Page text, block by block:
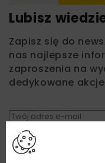
Lubisz
Zapisz się do
nas najlepsze
zaproszenia na
dedykowane
Zapoznałam/em się
Regulaminem
podany przeze mnie